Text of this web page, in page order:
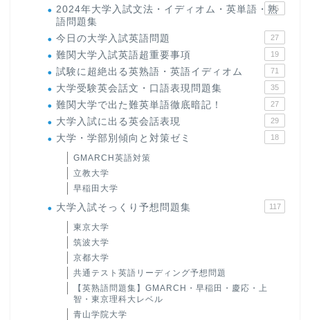
2024年大学入試文法・イディオム・英単語・熟
語問題集
15
今日の大学入試英語問題 27
難関大学入試英語超重要事項 19
試験に超絶出る英熟語・英語イディオム 71
大学受験英会話文・口語表現問題集 35
難関大学で出た難英単語徹底暗記！ 27
大学入試に出る英会話表現 29
大学・学部別傾向と対策ゼミ 18
GMARCH英語対策
立教大学
早稲田大学
大学入試そっくり予想問題集 117
東京大学
筑波大学
京都大学
共通テスト英語リーディング予想問題
【英熟語問題集】GMARCH・早稲田・慶応・上
智・東京理科大レベル
青山学院大学